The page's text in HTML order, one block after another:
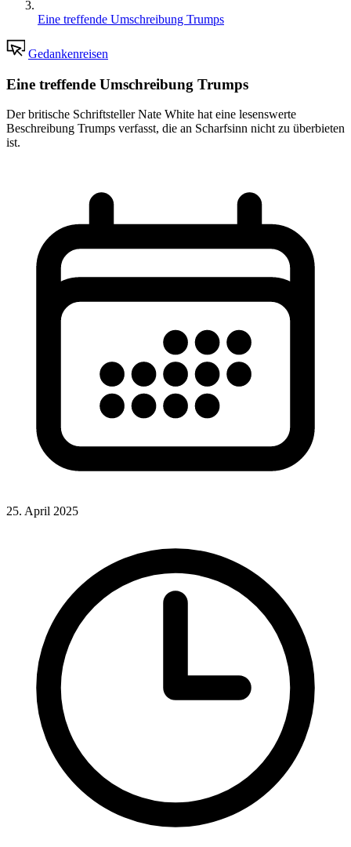
Eine treffende Umschreibung Trumps
Gedankenreisen
Eine treffende Umschreibung Trumps
Der britische Schriftsteller Nate White hat eine lesenswerte
Beschreibung Trumps verfasst, die an Scharfsinn nicht zu überbieten
ist.
25. April 2025